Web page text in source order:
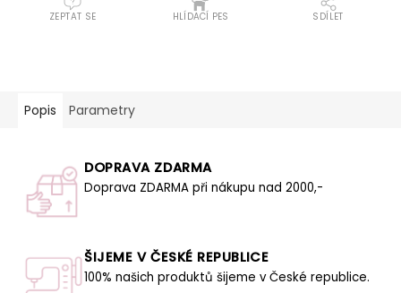
ZEPTAT SE HLÍDACÍ PES SDÍLET
Popis Parametry
DOPRAVA ZDARMA
Doprava ZDARMA při nákupu nad 2000,-
ŠIJEME V ČESKÉ REPUBLICE
100% našich produktů šijeme v České republice.